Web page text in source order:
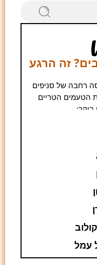
זה הרגע
רחבה של סניפים
הטעמים הטריים
בוקר:
עמל